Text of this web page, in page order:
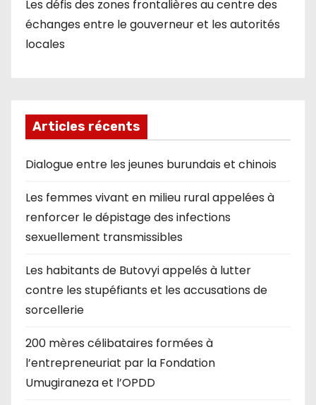
Les défis des zones frontalières au centre des
échanges entre le gouverneur et les autorités
locales
Articles récents
Dialogue entre les jeunes burundais et chinois
Les femmes vivant en milieu rural appelées à
renforcer le dépistage des infections
sexuellement transmissibles
Les habitants de Butovyi appelés à lutter
contre les stupéfiants et les accusations de
sorcellerie
200 mères célibataires formées à
l’entrepreneuriat par la Fondation
Umugiraneza et l’OPDD